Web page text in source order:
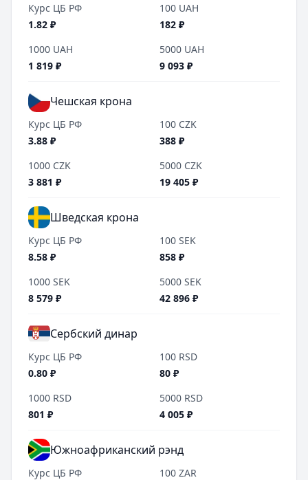
Курс ЦБ РФ
1.82 ₽
100 UAH
182 ₽
1000 UAH
1 819 ₽
5000 UAH
9 093 ₽
Чешская крона
Курс ЦБ РФ
3.88 ₽
100 CZK
388 ₽
1000 CZK
3 881 ₽
5000 CZK
19 405 ₽
Шведская крона
Курс ЦБ РФ
8.58 ₽
100 SEK
858 ₽
1000 SEK
8 579 ₽
5000 SEK
42 896 ₽
Сербский динар
Курс ЦБ РФ
0.80 ₽
100 RSD
80 ₽
1000 RSD
801 ₽
5000 RSD
4 005 ₽
Южноафриканский рэнд
Курс ЦБ РФ
100 ZAR